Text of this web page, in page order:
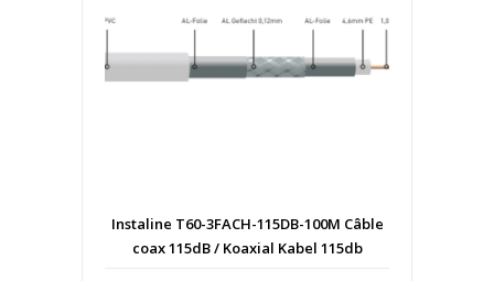
Instaline T60-3FACH-115DB-100M Câble
coax 115dB / Koaxial Kabel 115db